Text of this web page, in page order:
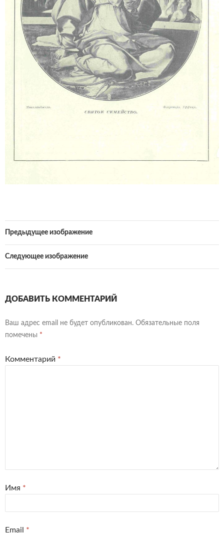
Предыдущее изображение
Следующее изображение
ДОБАВИТЬ КОММЕНТАРИЙ
Ваш адрес email не будет опубликован. Обязательные поля
помечены *
Комментарий *
Имя *
Email *